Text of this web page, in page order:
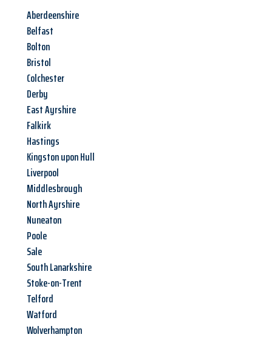
Aberdeenshire
Belfast
Bolton
Bristol
Colchester
Derby
East Ayrshire
Falkirk
Hastings
Kingston upon Hull
Liverpool
Middlesbrough
North Ayrshire
Nuneaton
Poole
Sale
South Lanarkshire
Stoke-on-Trent
Telford
Watford
Wolverhampton